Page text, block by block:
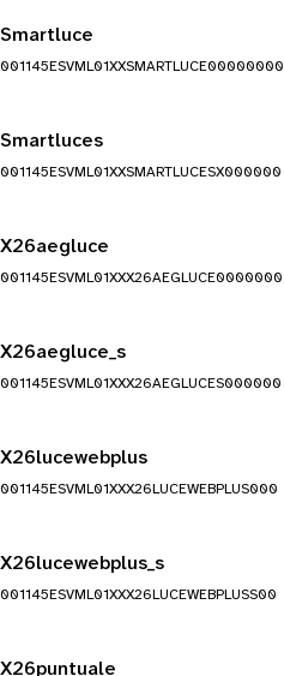
Smartluce
001145ESVML01XXSMARTLUCE00000000
Smartluces
001145ESVML01XXSMARTLUCESX000000
X26aegluce
001145ESVML01XXX26AEGLUCE0000000
X26aegluce_s
001145ESVML01XXX26AEGLUCES000000
X26lucewebplus
001145ESVML01XXX26LUCEWEBPLUS000
X26lucewebplus_s
001145ESVML01XXX26LUCEWEBPLUSS00
X26puntuale